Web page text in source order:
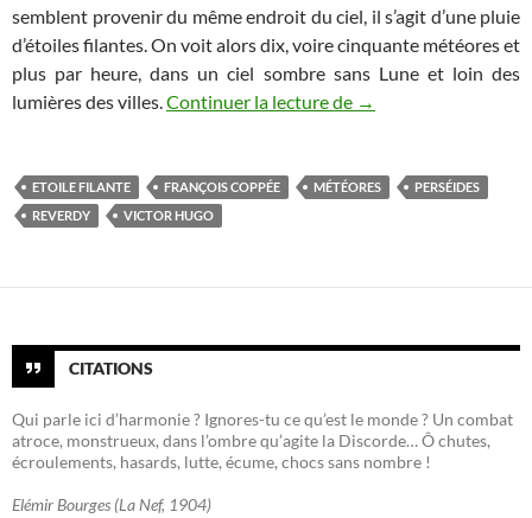
semblent provenir du même endroit du ciel, il s’agit d’une pluie
d’étoiles filantes. On voit alors dix, voire cinquante météores et
plus par heure, dans un ciel sombre sans Lune et loin des
lumières des villes.Continuer la lecture de Le Météore du 13
→
ETOILE FILANTE FRANÇOIS COPPÉE MÉTÉORES
PERSÉIDES
REVERDY
VICTOR HUGO
CITATIONS
Qui parle ici d’harmonie ? Ignores-tu ce qu’est le monde ? Un combat
atroce, monstrueux, dans l’ombre qu’agite la Discorde… Ô chutes,
écroulements, hasards, lutte, écume, chocs sans nombre !
Elémir Bourges (La Nef, 1904)